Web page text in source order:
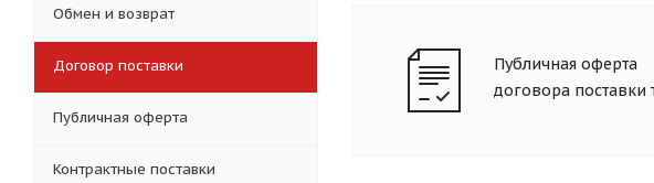
Публичная оферта
договора поставки
Обмен и возврат
Договор поставки
Публичная оферта
Контрактные поставки